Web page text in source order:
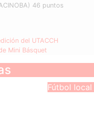
46 puntos
del UTACCH
Mini Básquet
Fútbol local
La